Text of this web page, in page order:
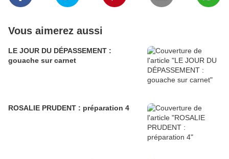
Vous aimerez aussi
LE JOUR DU DÉPASSEMENT :
gouache sur carnet
ROSALIE PRUDENT : préparation 4